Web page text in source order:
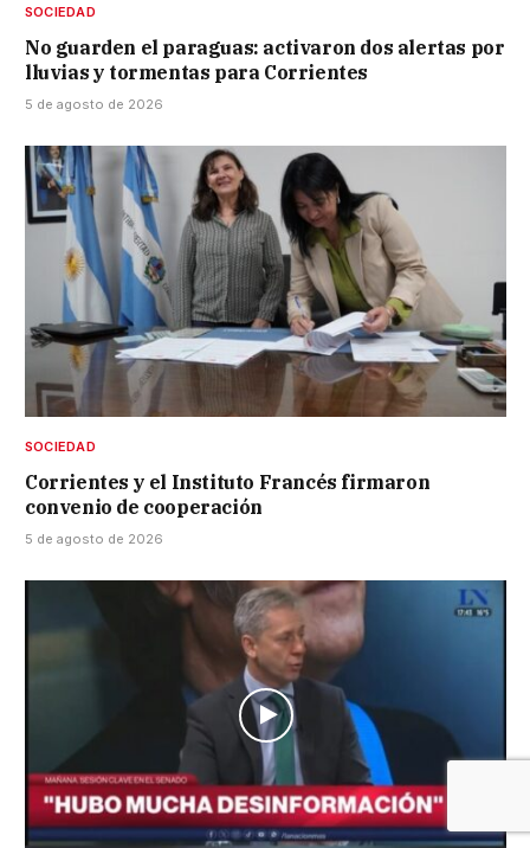
SOCIEDAD
No guarden el paraguas: activaron dos alertas por
lluvias y tormentas para Corrientes
5 de agosto de 2026
SOCIEDAD
Corrientes y el Instituto Francés firmaron
convenio de cooperación
5 de agosto de 2026